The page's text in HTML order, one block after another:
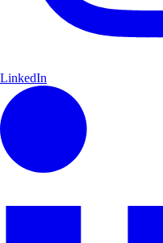
LinkedIn